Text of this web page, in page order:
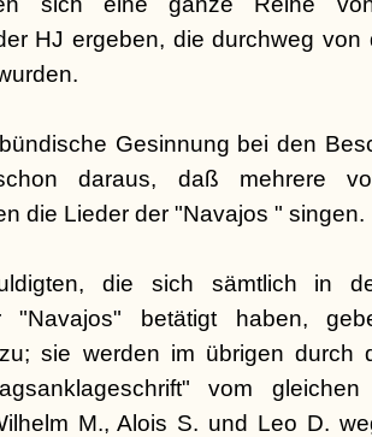
HJ ergeben, die durchweg von
Gesinnung bei den
daraus, daß mehrere
die Lieder der "Navajos " singen.
die sich sämtlich in
"Navajos" betätigt haben,
sie werden im übrigen durch
vom
M., Alois S. und Leo D.